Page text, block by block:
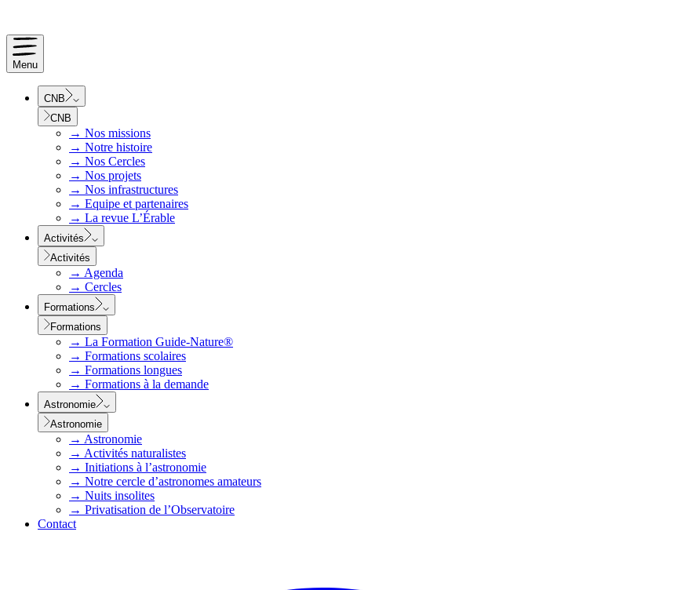
Menu
CNB
CNB
→ Nos missions
→ Notre histoire
→ Nos Cercles
→ Nos projets
→ Nos infrastructures
→ Equipe et partenaires
→ La revue L’Érable
Activités
Activités
→ Agenda
→ Cercles
Formations
Formations
→ La Formation Guide-Nature®
→ Formations scolaires
→ Formations longues
→ Formations à la demande
Astronomie
Astronomie
→ Astronomie
→ Activités naturalistes
→ Initiations à l’astronomie
→ Notre cercle d’astronomes amateurs
→ Nuits insolites
→ Privatisation de l’Observatoire
Contact